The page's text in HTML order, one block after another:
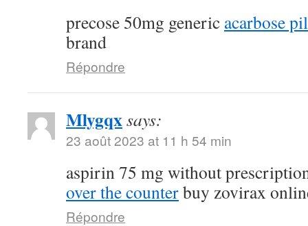
precose 50mg generic acarbose
brand
Répondre
Mlygqxsays:
23 août 2023 at 11 h 54 min
aspirin 75 mg without
over the counterbuy zovirax
Répondre